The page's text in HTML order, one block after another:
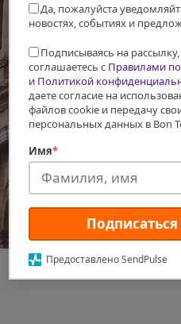
Да, пожалуйста
новостях, событиях и
Подписываясь на
соглашаетесь с Правилами
и Политикой
даете согласие на
файлов cookie и передачу
персональных данных в Bon
Имя*
Подписаться
Предоставлено SendPulse